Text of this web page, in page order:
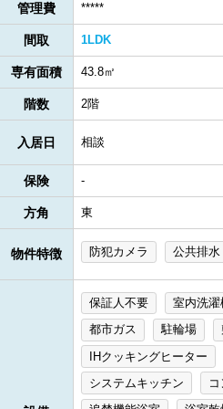
管理費 *****
間取 1LDK
専有面積 43.8㎡
階数 2階
入居日 相談
保険 -
方角 東
物件特徴 防犯カメラ 公共排水
保証人不要 室内洗濯
都市ガス
駐輪場
IHクッキングヒーター
システムキッチン